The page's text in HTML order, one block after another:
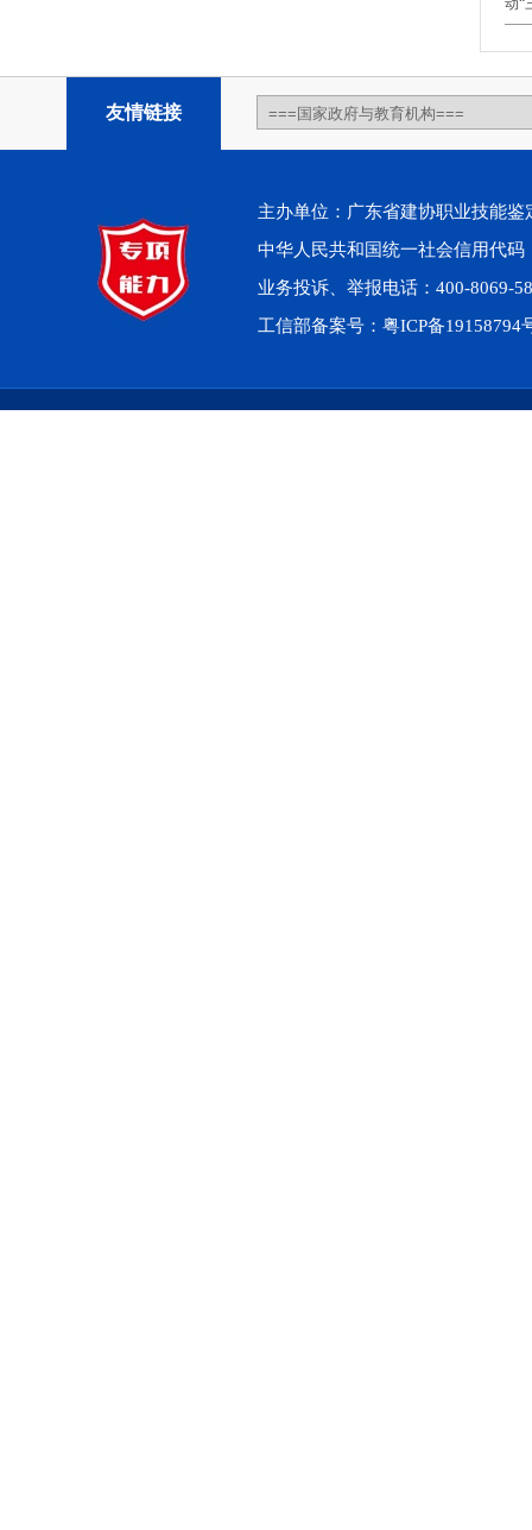
动“
友情链接
主办单位：广东省建协职业技能
中华人民共和国统一社会信用代
业务投诉、举报电话：400-8069-
工信部备案号： 粤ICP备19158794